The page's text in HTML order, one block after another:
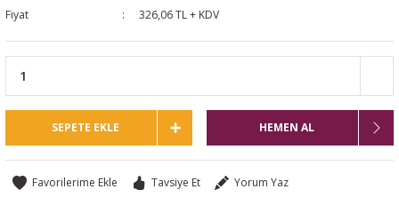
Fiyat
326,06 TL + KDV
SEPETE EKLE HEMEN AL
Tavsiye Et Yorum Yaz